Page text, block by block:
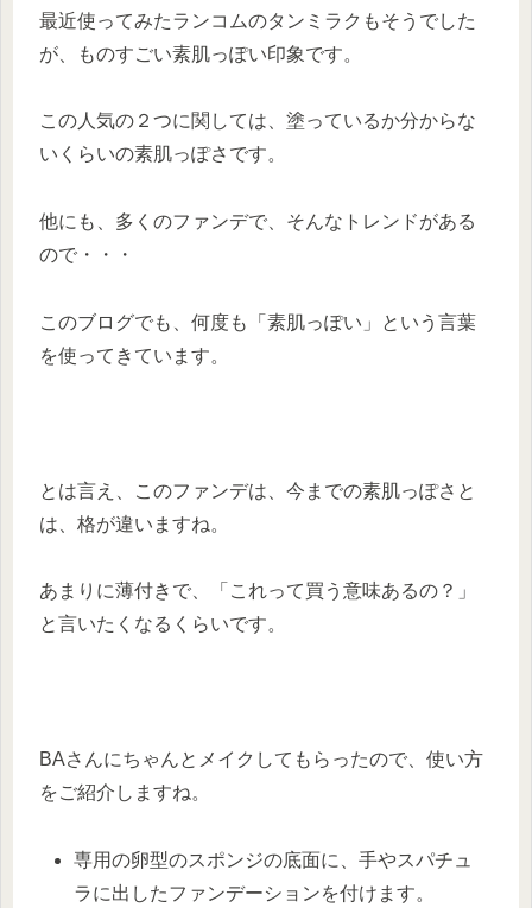
最近使ってみたランコムのタンミラクもそうでした
が、ものすごい素肌っぽい印象です。
この人気の２つに関しては、塗っているか分からな
いくらいの素肌っぽさです。
他にも、多くのファンデで、そんなトレンドがある
ので・・・
このブログでも、何度も「素肌っぽい」という言葉
を使ってきています。
とは言え、このファンデは、今までの素肌っぽさと
は、格が違いますね。
あまりに薄付きで、「これって買う意味あるの？」
と言いたくなるくらいです。
BAさんにちゃんとメイクしてもらったので、使い方
をご紹介しますね。
専用の卵型のスポンジの底面に、手やスパチュ
ラに出したファンデーションを付けます。